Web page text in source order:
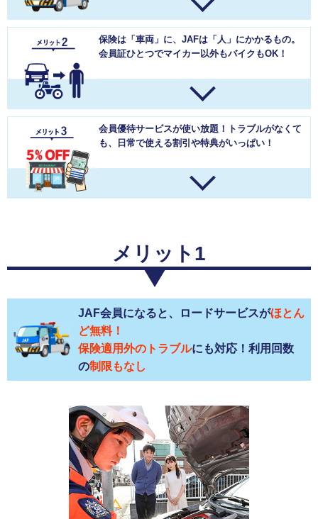
保険は「車両」に、JAFは「人」にかかるもの。
会員証ひとつでマイカー以外もバイクもOK！
会員優待サービスが使い放題！
トラブルがなくて
も、日常で使える割引や特典がいっぱい！
メリット1
JAF会員になると、ロードサービスがほとん
ど無料！
保険適用外のトラブルにも対応！利用回数
の制限もなし